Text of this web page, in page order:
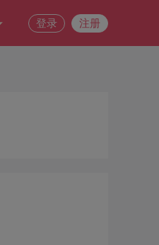
登录 注册